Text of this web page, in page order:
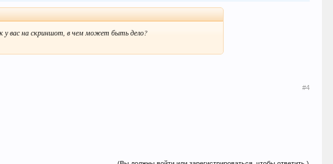
у вас на скриншот, в чем может быть дело?
#4